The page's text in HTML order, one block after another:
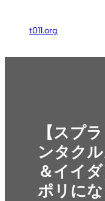
ス
t011.org
【スプ
ンタク
＆イイ
ポリに